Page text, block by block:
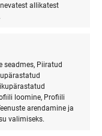
allikatest
seadmes, Piiratud
loomine, Profiili
arendamine ja
valimiseks.
sept